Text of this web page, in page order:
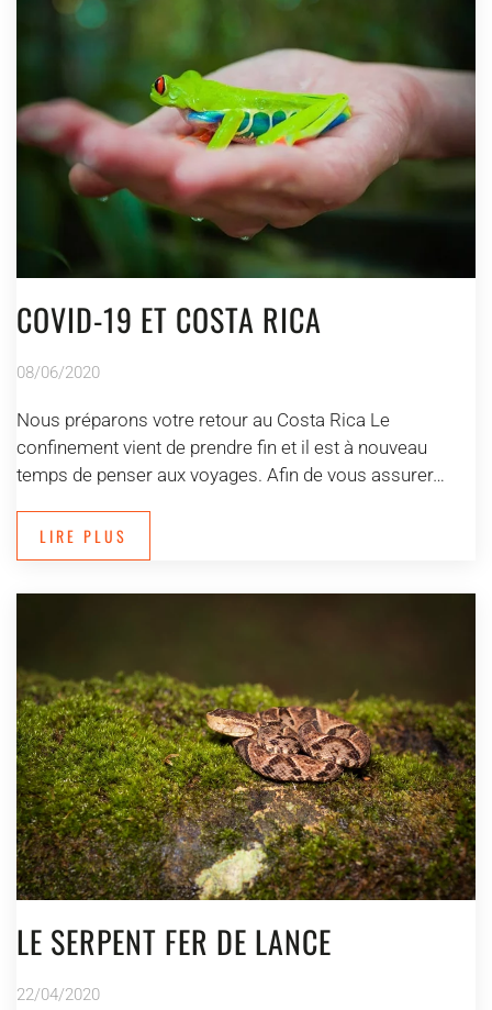
COVID-19 ET COSTA RICA
08/06/2020
Nous préparons votre retour au Costa Rica Le
confinement vient de prendre fin et il est à nouveau
temps de penser aux voyages. Afin de vous assurer…
LIRE PLUS
LE SERPENT FER DE LANCE
22/04/2020